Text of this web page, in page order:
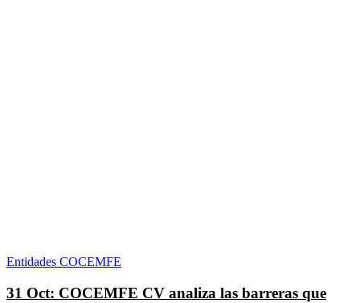
Entidades COCEMFE
31 Oct: COCEMFE CV analiza las barreras que